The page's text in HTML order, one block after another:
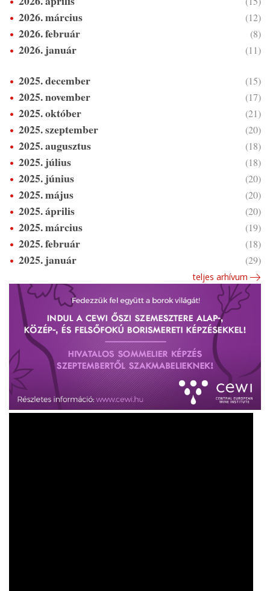
2026. március (12)
2026. február (8)
2026. január (11)
2025. december (15)
2025. november (17)
2025. október (21)
2025. szeptember (20)
2025. augusztus (18)
2025. július (18)
2025. június (20)
2025. május (20)
2025. április (20)
2025. március (19)
2025. február (18)
2025. január (29)
teljes arhívum